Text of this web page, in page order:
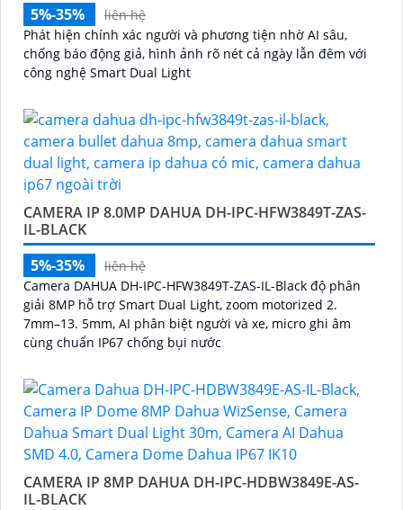
5%-35%
liên hệ
Phát hiện chính xác người và phương tiện nhờ AI sâu,
chống báo động giả, hình ảnh rõ nét cả ngày lẫn đêm với
công nghệ Smart Dual Light
CAMERA IP 8.0MP DAHUA DH-IPC-HFW3849T-ZAS-
IL-BLACK
5%-35%
liên hệ
Camera DAHUA DH-IPC-HFW3849T-ZAS-IL-Black độ phân
giải 8MP hỗ trợ Smart Dual Light, zoom motorized 2.
7mm–13. 5mm, AI phân biệt người và xe, micro ghi âm
cùng chuẩn IP67 chống bụi nước
CAMERA IP 8MP DAHUA DH-IPC-HDBW3849E-AS-
IL-BLACK